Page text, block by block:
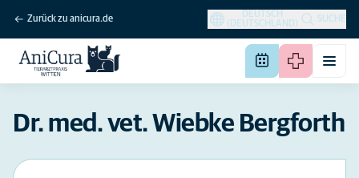
Zurück zu anicura.de
DEUTSCH
(DEUTSCHLAND)
SUCHE
Dr. med. vet. Wiebke Bergforth